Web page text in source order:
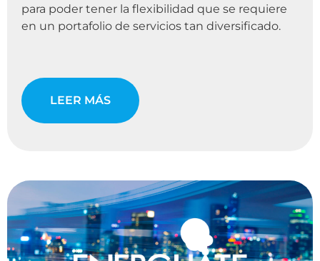
para poder tener la flexibilidad que se requiere
en un portafolio de servicios tan diversificado.
LEER MÁS